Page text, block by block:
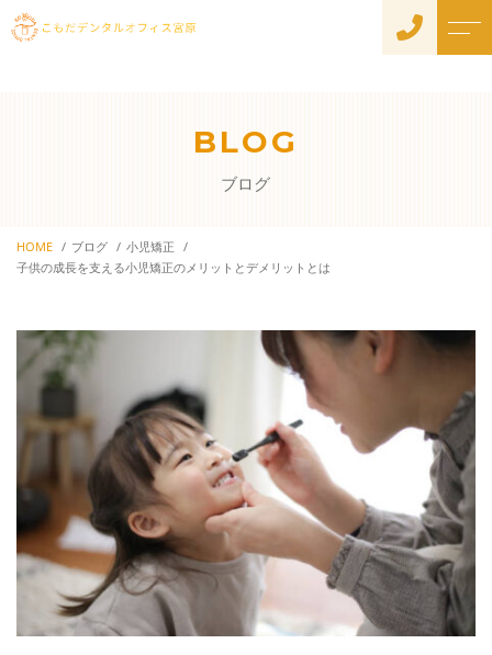
初めての方へ
衛生管理と感染対策への取
歯周内科治療
一般歯科
予防歯科
小児歯科
小児矯正
妊娠期の治療
口腔外科
矯正歯科
よくある質問
ブログ
院長の取材記事はこちら
メンテナンスを受ける意
義
BLOG
ブログ
HOME ブログ
小児矯正
子供の成長を支える小児矯正のメリットとデメリットとは